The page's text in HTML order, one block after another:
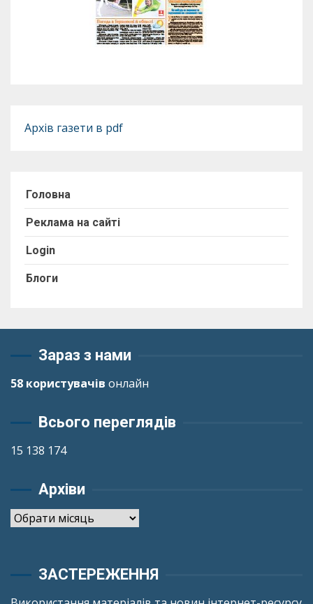
Архів газети в pdf
Головна
Реклама на сайті
Login
Блоги
Зараз з нами
58 користувачів онлайн
Всього переглядів
15 138 174
Архіви
Архіви
ЗАСТЕРЕЖЕННЯ